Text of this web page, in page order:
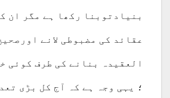
بنیادتوبنا رکھا ہے مگر ان
عقائد کی مضبوطی لانے
العقیدہ بنانے کی طرف کوئی
؛ یہی وجہ ہے کہ آج کل بڑی